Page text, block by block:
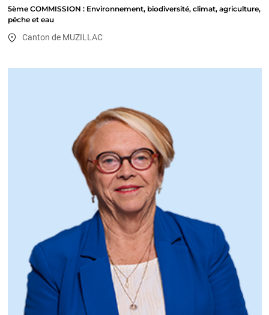
5ème COMMISSION : Environnement, biodiversité, climat, agriculture,
pêche et eau
Canton de MUZILLAC